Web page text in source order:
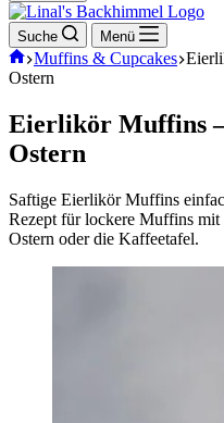
Suche Menü
Start
Muffins & Cupcakes
Ostern
Eierlikör Muffins
Ostern
Saftige Eierlikör Muffins
Rezept für lockere Muffins
Ostern oder die Kaffeetafel.